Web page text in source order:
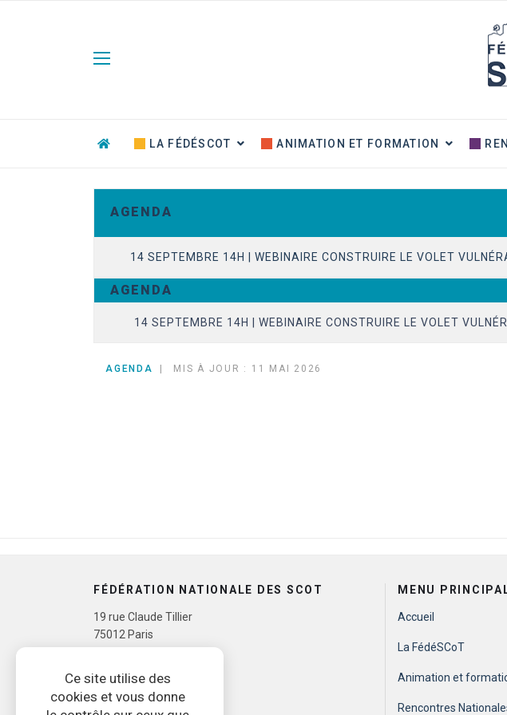
LA FÉDÉSCOT ANIMATION ET FORMATION
A G E N D A
14 SEPTEMBRE 14H | WEBINAIRE CONSTRUIRE LE VOLET
23 JUIN 14H | EVOLUTION DU CONTENTIEUX ET IMPACT SUR LA
A G E N D A
14 SEPTEMBRE 14H | WEBINAIRE CONSTRUIRE LE VOLET
23 JUIN 14H | EVOLUTION DU CONTENTIEUX ET IMPACT SUR LA
AGENDA MIS À JOUR : 11 MAI 2026
FÉDÉRATION NATIONALE DES SCOT
19 rue Claude Tillier
75012 Paris
MENU
Accueil
La FédéSCoT
Animation et
Rencontres
Ce site utilise des
cookies et vous donne